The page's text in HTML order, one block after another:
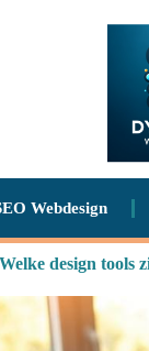
Webdesign
Welke design tools